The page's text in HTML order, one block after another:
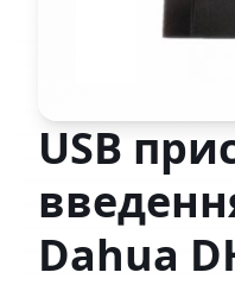
USB
Dahua